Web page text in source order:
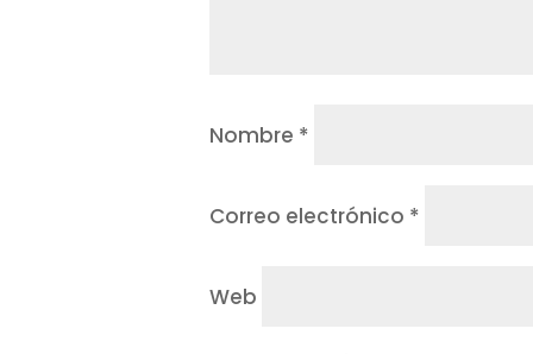
Nombre *
Correo electrónico *
Web